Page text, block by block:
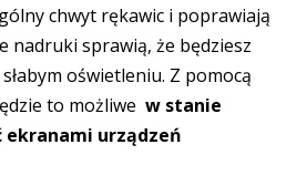
chwyt rękawic i poprawiają
nadruki sprawią, że będziesz
oświetleniu. Z pomocą
to możliwe w stanie
urządzeń